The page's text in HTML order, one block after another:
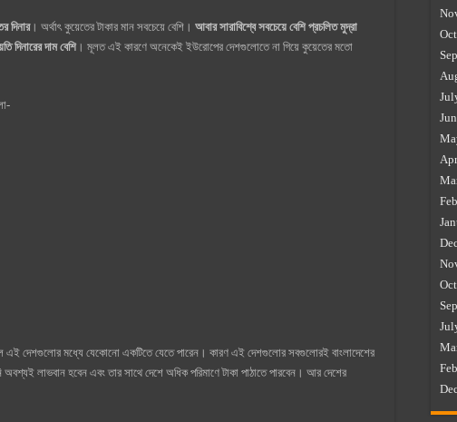
দিনার। অর্থাৎ কুয়েতের টাকার মান সবচেয়ে বেশি। আবার সারাবিশ্বে সবচেয়ে বেশি প্রচলিত মুদ্রা
দিনারের দাম বেশি। মূলত এই কারণে অনেকেই ইউরোপের দেশগুলোতে না গিয়ে কুয়েতের মতো
এই দেশগুলোর মধ্যে যেকোনো একটিতে যেতে পারেন। কারণ এই দেশগুলোর সবগুলোরই বাংলাদেশের
লাভবান হবেন এবং তার সাথে দেশে অধিক পরিমাণে টাকা পাঠাতে পারবেন। আর দেশের